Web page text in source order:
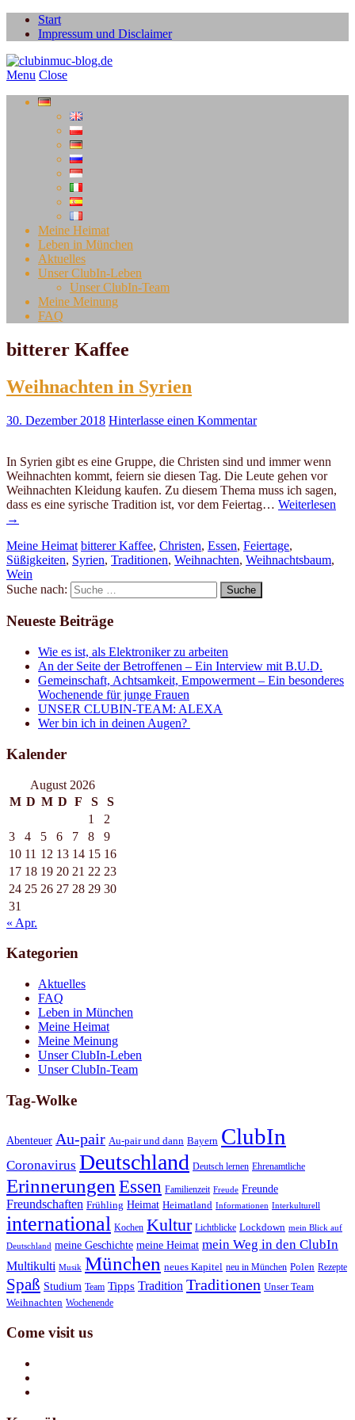
Start
Impressum und Disclaimer
Menu Close
Meine Heimat
Leben in München
Aktuelles
Unser ClubIn-Leben
Unser ClubIn-Team
Meine Meinung
FAQ
bitterer Kaffee
Weihnachten in Syrien
30. Dezember 2018 Hinterlasse einen Kommentar
In Syrien gibt es eine Gruppe, die Christen sind und immer wenn
Weihnachten kommt, feiern sie diesen Tag. Die Leute gehen vor
Weihnachten Kleidung kaufen. Zu diesem Thema muss ich sagen,
dass es eine syrische Tradition ist, vor dem Feiertag… Weiterlesen
→
Meine Heimat bitterer Kaffee, Christen, Essen, Feiertage,
Süßigkeiten, Syrien, Traditionen, Weihnachten, Weihnachtsbaum,
Wein
Suche nach:
Neueste Beiträge
Wie es ist, als Elektroniker zu arbeiten
An der Seite der Betroffenen – Ein Interview mit B.U.D.
Gemeinschaft, Achtsamkeit, Empowerment – Ein besonderes
Wochenende für junge Frauen
UNSER CLUBIN-TEAM: ALEXA
Wer bin ich in deinen Augen?
Kalender
August 2026
M D M D F S
S
1
2
3
4 5 6 7 8
9
10 11 12 13 14 15 16
17 18 19 20 21 22 23
24 25 26 27 28 29 30
31
« Apr.
Kategorien
Aktuelles
FAQ
Leben in München
Meine Heimat
Meine Meinung
Unser ClubIn-Leben
Unser ClubIn-Team
Tag-Wolke
Abenteuer Au-pair Au-pair und dann Bayern ClubIn
Coronavirus Deutschland Deutsch lernen Ehrenamtliche
ErinnerungenEssen Familienzeit Freude Freunde
Freundschaften Frühling Heimat Heimatland Informationen Interkulturell
international Kochen Kultur Lichtblicke Lockdown mein Blick auf
Deutschland meine Geschichte meine Heimat mein Weg in den ClubIn
Multikulti Musik München neues Kapitel neu in München Polen Rezepte
Spaß Studium Team Tipps Tradition Traditionen Unser Team
Weihnachten Wochenende
Come visit us